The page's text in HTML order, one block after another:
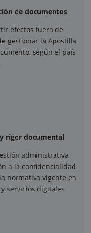
de documentos
efectos fuera de
gestionar la Apostilla
según el país
rigor documental
administrativa
a la confidencialidad
normativa vigente en
servicios digitales.